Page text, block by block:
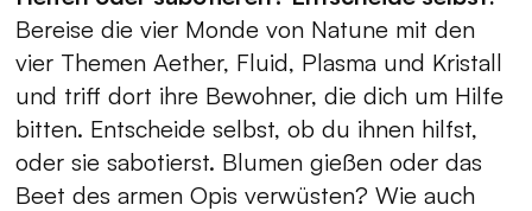
Bereise die vier Monde von Natune mit den
vier Themen Aether, Fluid, Plasma und Kristall
und triff dort ihre Bewohner, die dich um Hilfe
bitten. Entscheide selbst, ob du ihnen hilfst,
oder sie sabotierst. Blumen gießen oder das
Beet des armen Opis verwüsten? Wie auch